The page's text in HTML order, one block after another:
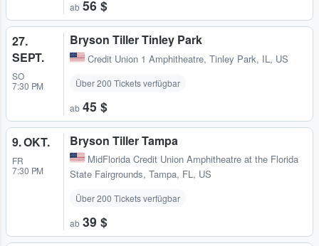
ab 56 $
27.
SEPT.
SO
7:30 PM
Bryson Tiller Tinley Park
Credit Union 1 Amphitheatre, Tinley Park, IL, US
Über 200 Tickets verfügbar
ab 45 $
9. OKT.
FR
7:30 PM
Bryson Tiller Tampa
MidFlorida Credit Union Amphitheatre at the Florida
State Fairgrounds, Tampa, FL, US
Über 200 Tickets verfügbar
ab 39 $